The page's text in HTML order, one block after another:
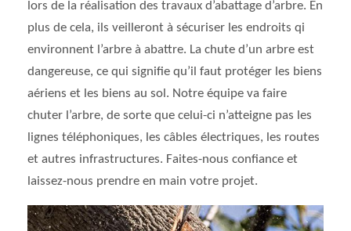
lors de la réalisation des travaux d’abattage d’arbre. En
plus de cela, ils veilleront à sécuriser les endroits qi
environnent l’arbre à abattre. La chute d’un arbre est
dangereuse, ce qui signifie qu’il faut protéger les biens
aériens et les biens au sol. Notre équipe va faire
chuter l’arbre, de sorte que celui-ci n’atteigne pas les
lignes téléphoniques, les câbles électriques, les routes
et autres infrastructures. Faites-nous confiance et
laissez-nous prendre en main votre projet.